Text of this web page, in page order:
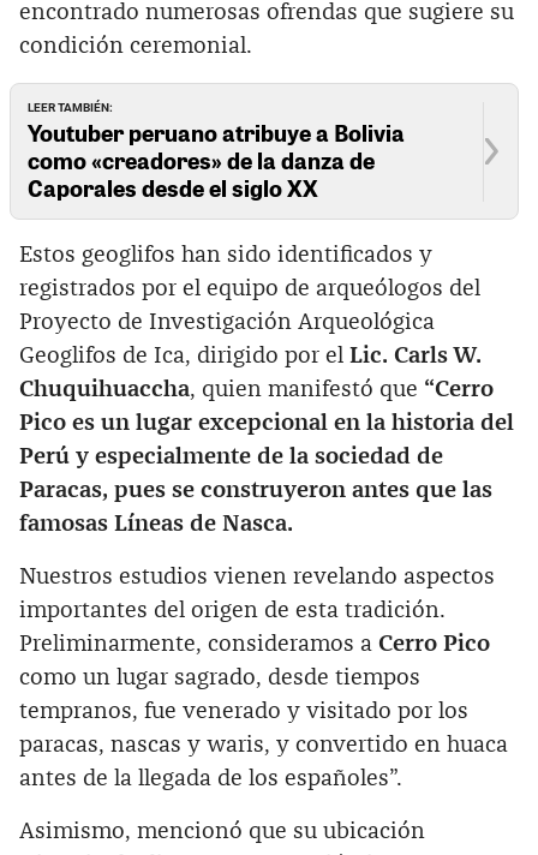
encontrado numerosas ofrendas que sugiere su
condición ceremonial.
LEER TAMBIÉN:
Youtuber peruano atribuye a Bolivia
como «creadores» de la danza de
Caporales desde el siglo XX
Estos geoglifos han sido identificados y
registrados por el equipo de arqueólogos del
Proyecto de Investigación Arqueológica
Geoglifos de Ica, dirigido por el Lic. Carls W.
Chuquihuaccha, quien manifestó que “Cerro
Pico es un lugar excepcional en la historia del
Perú y especialmente de la sociedad de
Paracas, pues se construyeron antes que las
famosas Líneas de Nasca.
Nuestros estudios vienen revelando aspectos
importantes del origen de esta tradición.
Preliminarmente, consideramos a Cerro Pico
como un lugar sagrado, desde tiempos
tempranos, fue venerado y visitado por los
paracas, nascas y waris, y convertido en huaca
antes de la llegada de los españoles”.
Asimismo, mencionó que su ubicación